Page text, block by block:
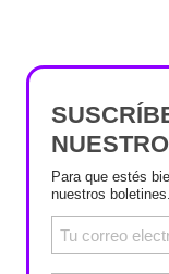
Para que estés
nuestros